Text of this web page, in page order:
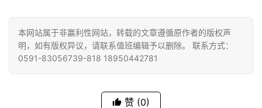
访
谈
本网站属于非赢利性网站，转载的文章遵循原作者的版权声
明，如有版权异议，请联系值班编辑予以删除。 联系方式：
0591-83056739-818 18950442781
赞 (0)